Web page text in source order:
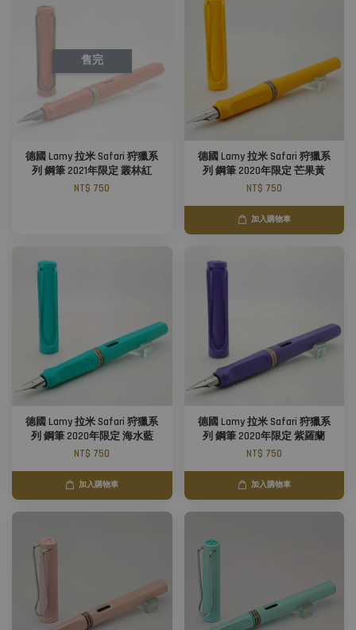
售完
德國 Lamy 拉米 Safari 狩獵系
列 鋼筆 2021年限定 叢林紅
NT$ 750
德國 Lamy 拉米 Safari 狩獵系
列 鋼筆 2020年限定 芒果黃
NT$ 750
加入購物車
德國 Lamy 拉米 Safari 狩獵系
列 鋼筆 2020年限定 海水藍
NT$ 750
加入購物車
德國 Lamy 拉米 Safari 狩獵系
列 鋼筆 2020年限定 紫羅蘭
NT$ 750
加入購物車